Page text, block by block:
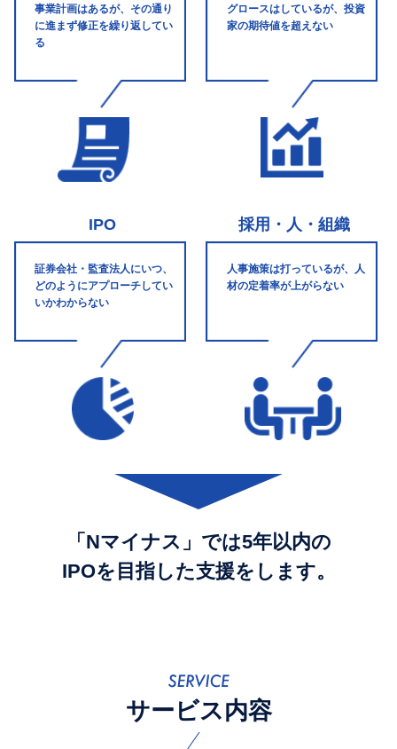
事業計画はあるが、その通り
に進まず修正を繰り返してい
る
グロースはしているが、投資
家の期待値を超えない
IPO
証券会社・監査法人にいつ、
どのようにアプローチしてい
いかわからない
採用・人・組織
人事施策は打っているが、人
材の定着率が上がらない
「Nマイナス」では5年以内の
IPOを目指した支援をします。
サービス内容